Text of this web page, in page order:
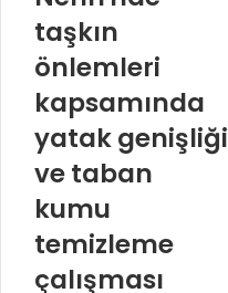
taşkın
önlemleri
kapsamında
yatak genişliği
ve taban
kumu
temizleme
çalışması